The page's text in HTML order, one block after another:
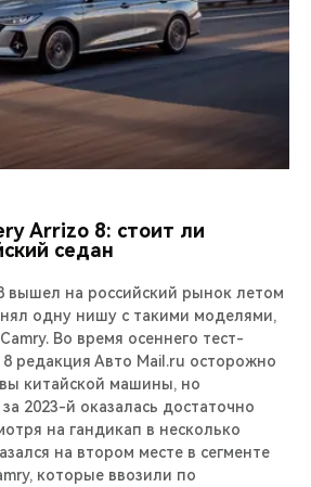
Arrizo 8: стоит ли
седан
вышел на российский рынок летом
одну нишу с такими моделями,
Во время осеннего тест-
редакция Авто Mail.ru осторожно
китайской машины, но
2023-й оказалась достаточно
на гандикап в несколько
на втором месте в сегменте
которые ввозили по